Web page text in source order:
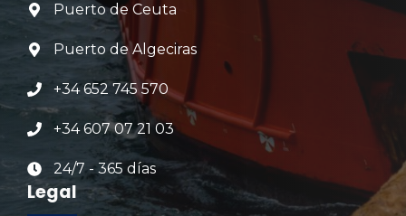
Puerto de Ceuta
Puerto de Algeciras
+34 652 745 570
+34 607 07 21 03
24/7 - 365 días
Legal